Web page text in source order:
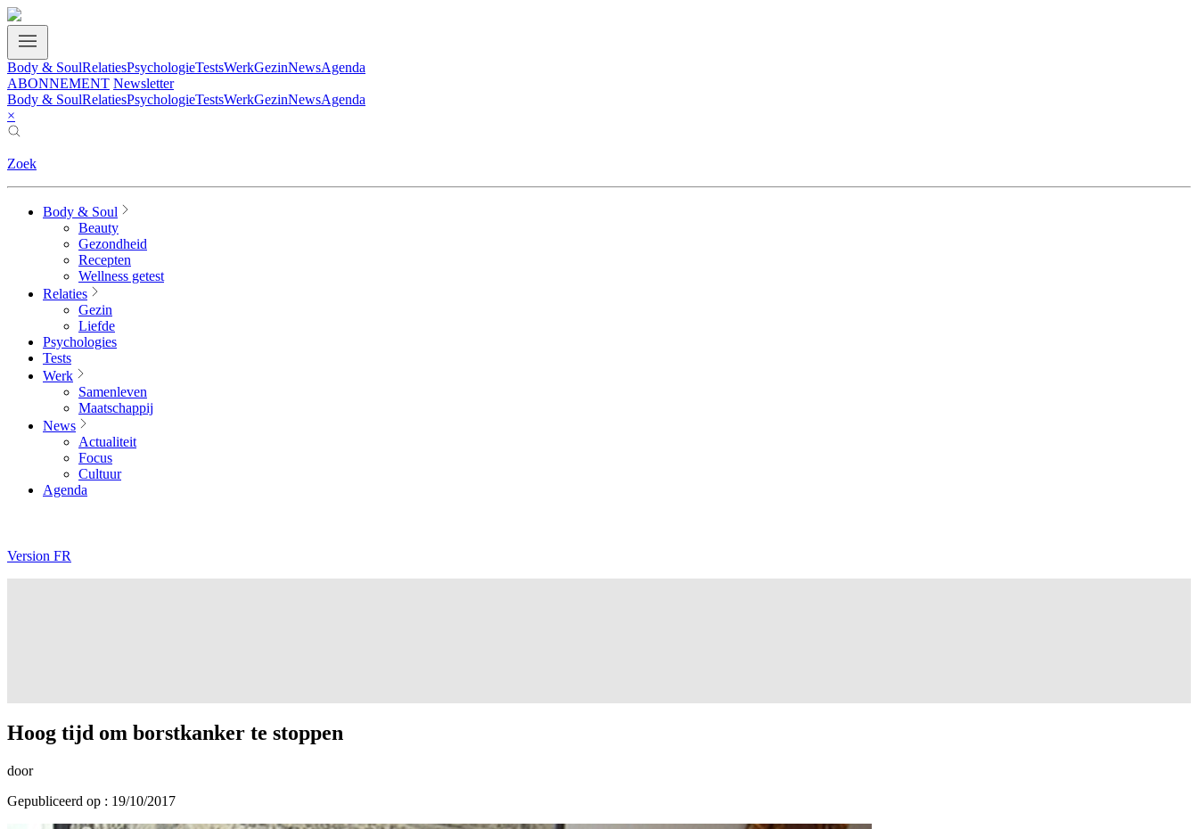
Body & SoulRelatiesPsychologieTestsWerkGezinNewsAgenda
ABONNEMENT Newsletter
Body & SoulRelatiesPsychologieTestsWerkGezinNewsAgenda
×
Zoek
Body & Soul
Beauty
Gezondheid
Recepten
Wellness getest
Relaties
Gezin
Liefde
Psychologies
Tests
Werk
Samenleven
Maatschappij
News
Actualiteit
Focus
Cultuur
Agenda
Version FR
Hoog tijd om borstkanker te stoppen
door
Gepubliceerd op : 19/10/2017